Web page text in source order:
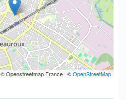
© Openstreetmap France | ©OpenStreetMap